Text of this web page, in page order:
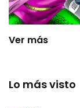
Ver más
Lo más visto